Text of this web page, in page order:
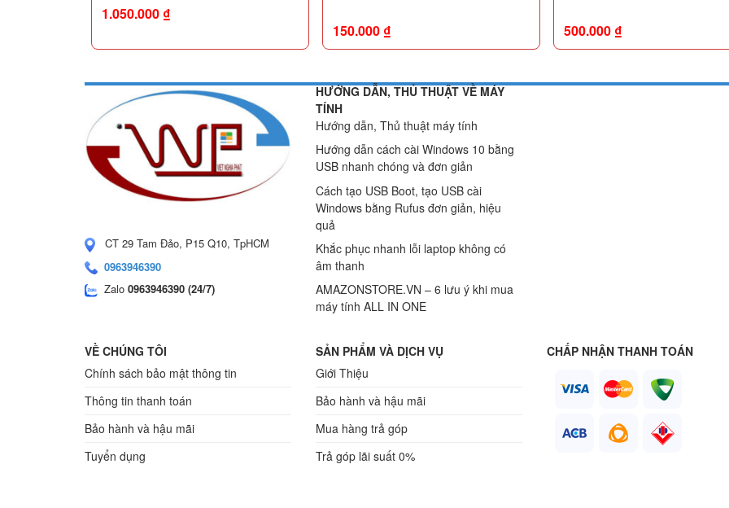
1.050.000 ₫
150.000 ₫ 500.000 ₫
CT 29 Tam Đảo, P15 Q10, TpHCM
0963946390
Zalo 0963946390 (24/7)
HƯỚNG DẪN, THỦ THUẬT VỀ MÁY
TÍNH
Hướng dẫn, Thủ thuật máy tính
Hướng dẫn cách cài Windows 10 bằng
USB nhanh chóng và đơn giản
Cách tạo USB Boot, tạo USB cài
Windows bằng Rufus đơn giản, hiệu
quả
Khắc phục nhanh lỗi laptop không có
âm thanh
AMAZONSTORE.VN – 6 lưu ý khi mua
máy tính ALL IN ONE
VỀ CHÚNG TÔI
Chính sách bảo mật thông tin
Thông tin thanh toán
Bảo hành và hậu mãi
Tuyển dụng
SẢN PHẨM VÀ DỊCH VỤ
Giới Thiệu
Bảo hành và hậu mãi
Mua hàng trả góp
Trả góp lãi suất 0%
CHẤP NHẬN THANH TOÁN